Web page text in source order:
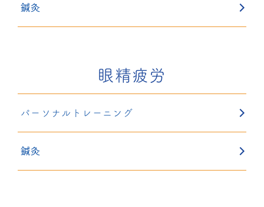
鍼灸
眼精疲労
パーソナルトレーニング
鍼灸